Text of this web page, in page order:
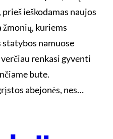
ieškodamas naujos
žmonių, kuriems
namuose
renkasi gyventi
bute.
abejonės, nes…